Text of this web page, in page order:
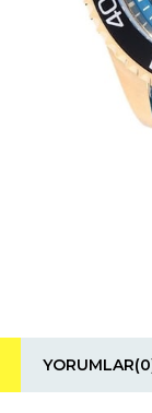
YORUMLAR